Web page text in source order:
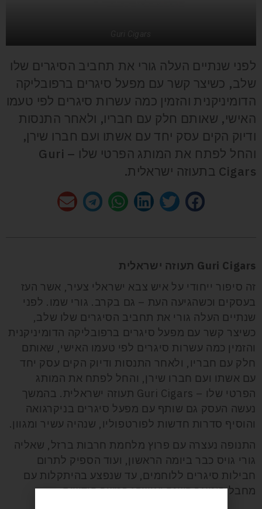
לפני שנתיים העלה גורי את תחביב הסיגרים שלו
שלב, כשיצר קשר עם מפעל סיגרים ברפובליקה
הדומיניקנית והזמין כמה עשרות סיגרים לפי טעמו
האישי, שאותם חלק עם חבריו, ולאחר התנסות
ודיוק הקים עסק יחד עם אשתו ועם חברו שירן,
והחל לפתח את המותג הפרטי שלו – Guri
Cigars בתעוזה ישראלית.
Guri Cigars תעוזה ישראלית
זה סיפור ייחודי על איש צבא ישראלי צעיר, אשר העז
בעסקים וכשהגיעה העת – גם בקרב. גורי שמו. לפני
שנתיים העלה גורי את תחביב הסיגרים שלו שלב,
כשיצר קשר עם מפעל סיגרים ברפובליקה הדומיניקנית
והזמין כמה עשרות סיגרים לפי טעמו האישי, שאותם
חלק עם חבריו, ולאחר התנסות ודיוק הקים עסק יחד
עם אשתו ועם חברו שירן, והחל לפתח את המותג
הפרטי שלו – Guri Cigars תעוזה ישראלית. בהמשך
נעשה העסק גם שותף עם מפעל סיגרים בניקרגואה
והוסיף סדרות חדשות לפורטפוליו, שנהיה עשיר ומגוון.
התנופה נעצרה עם פרוץ מלחמת חרבות ברזל, שאליה
גורי גויס כבר ביומה הראשון, ועוד הספיק לתרום
חבילות סיגרים ללוחמים, עד שנפצע בהיתקלות עם
מחבל בינואר השנה ואושפז במשך חודשים.